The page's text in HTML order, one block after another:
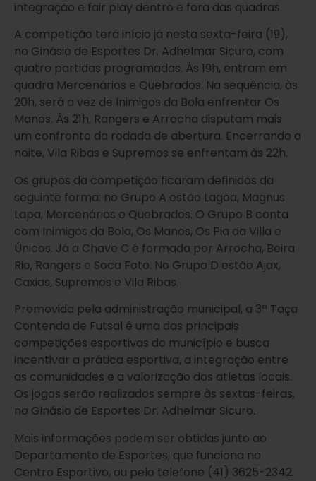
integração e fair play dentro e fora das quadras.
A competição terá início já nesta sexta-feira (19),
no Ginásio de Esportes Dr. Adhelmar Sicuro, com
quatro partidas programadas. Às 19h, entram em
quadra Mercenários e Quebrados. Na sequência, às
20h, será a vez de Inimigos da Bola enfrentar Os
Manos. Às 21h, Rangers e Arrocha disputam mais
um confronto da rodada de abertura. Encerrando a
noite, Vila Ribas e Supremos se enfrentam às 22h.
Os grupos da competição ficaram definidos da
seguinte forma: no Grupo A estão Lagoa, Magnus
Lapa, Mercenários e Quebrados. O Grupo B conta
com Inimigos da Bola, Os Manos, Os Pia da Villa e
Únicos. Já a Chave C é formada por Arrocha, Beira
Rio, Rangers e Soca Foto. No Grupo D estão Ajax,
Caxias, Supremos e Vila Ribas.
Promovida pela administração municipal, a 3ª Taça
Contenda de Futsal é uma das principais
competições esportivas do município e busca
incentivar a prática esportiva, a integração entre
as comunidades e a valorização dos atletas locais.
Os jogos serão realizados sempre às sextas-feiras,
no Ginásio de Esportes Dr. Adhelmar Sicuro.
Mais informações podem ser obtidas junto ao
Departamento de Esportes, que funciona no
Centro Esportivo, ou pelo telefone (41) 3625-2342.